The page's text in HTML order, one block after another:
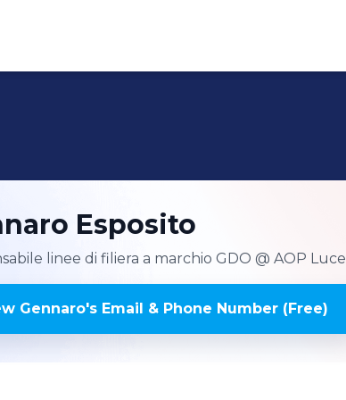
Esposito
linee di filiera a marchio GDO @ AOP Luce
Gennaro's Email & Phone Number (Free)